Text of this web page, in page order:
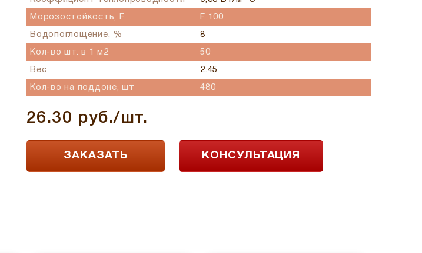
Морозостойкость, F F 100
Водопоглощение, % 8
Кол-во шт. в 1 м2 50
Вес 2.45
Кол-во на поддоне, шт 480
26.30 руб./шт.
ЗАКАЗАТЬ КОНСУЛЬТАЦИЯ